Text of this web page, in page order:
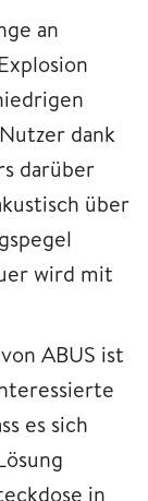
an
dank
darüber
über
wird mit
ABUS ist
es sich
in